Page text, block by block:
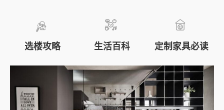
选楼攻略 生活百科 定制家具必读